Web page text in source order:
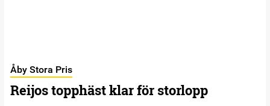
Åby Stora Pris
Reijos topphäst klar för storlopp